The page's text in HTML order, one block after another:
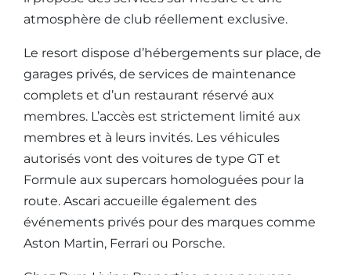
atmosphère de club réellement exclusive.
Le resort dispose d’hébergements sur place, de
garages privés, de services de maintenance
complets et d’un restaurant réservé aux
membres. L’accès est strictement limité aux
membres et à leurs invités. Les véhicules
autorisés vont des voitures de type GT et
Formule aux supercars homologuées pour la
route. Ascari accueille également des
événements privés pour des marques comme
Aston Martin, Ferrari ou Porsche.